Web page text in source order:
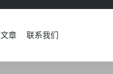
章 联系我们